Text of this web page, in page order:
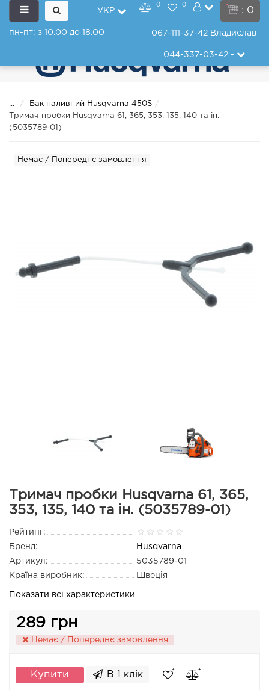
: 0
УКР
0 0
пн-пт: з 10.00 до 18.00 067-111-37-42 Владислав
044-337-03-42-
...
Бак паливний Husqvarna 450S
Тримач пробки Husqvarna 61, 365, 353, 135, 140 та ін.
(5035789-01)
Немає / Попереднє замовлення
Тримач пробки Husqvarna 61, 365,
353, 135, 140 та ін. (5035789-01)
Рейтинг:
Бренд:
Husqvarna
Артикул:
5035789-01
Країна виробник:
Швеція
Показати всі характеристики
289 грн
Немає / Попереднє замовлення
Купити В 1 клік